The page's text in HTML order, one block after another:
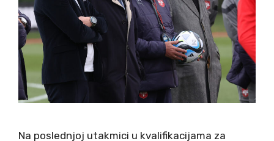
Na poslednjoj utakmici u kvalifikacijama za